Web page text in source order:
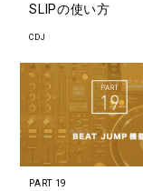
SLIPの使い方
CDJ
PART 19